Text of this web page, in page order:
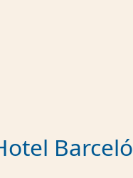
Barceló